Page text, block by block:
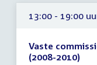
13:00 - 19:00
Vaste
(2008-2010)